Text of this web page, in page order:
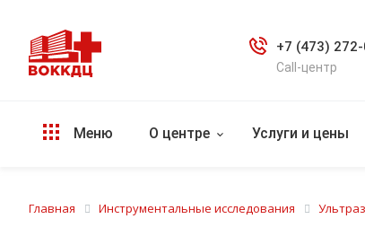
+7 (473)
Call-центр
Меню О центре Услуги и цены
Главная Инструментальные исследования